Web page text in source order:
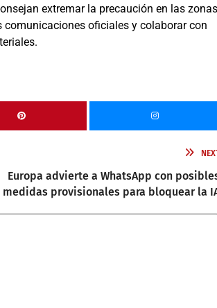
extremar la precaución en las zonas
oficiales y colaborar con
Europa advierte a WhatsApp con
medidas provisionales para bloquear la